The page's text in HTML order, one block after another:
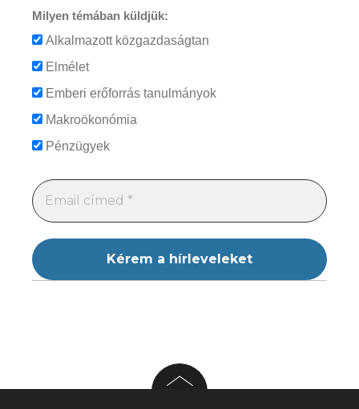
Milyen témában küldjük:
Alkalmazott közgazdaságtan
Elmélet
Emberi erőforrás tanulmányok
Makroökonómia
Pénzügyek